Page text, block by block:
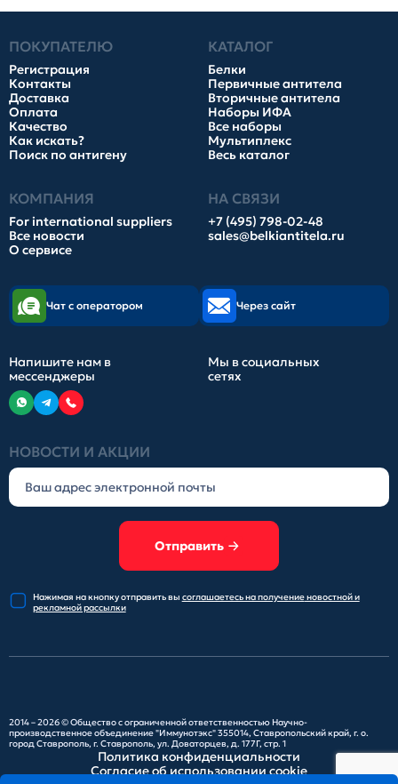
ПОКУПАТЕЛЮ
Регистрация
Контакты
Доставка
Оплата
Качество
Как искать?
Поиск по антигену
КАТАЛОГ
Белки
Первичные антитела
Вторичные антитела
Наборы ИФА
Все наборы
Мультиплекс
Весь каталог
КОМПАНИЯ
For international suppliers
Все новости
О сервисе
НА СВЯЗИ
+7 (495) 798-02-48
sales@belkiantitela.ru
НОВОСТИ И АКЦИИ
Отправить
Нажимая на кнопку отправитьвы соглашаетесь на получениеновостной и
рекламной рассылки
Чат с оператором Через сайт
Напишите нам в
мессенджеры
Мы в социальных
сетях
2014 – 2026 ©Общество с ограниченной ответственностью Научно-
производственное объединение "Иммунотэкс"355014, Ставропольский край, г. о.
город Ставрополь, г. Ставрополь, ул. Доваторцев, д. 177Г, стр. 1
Политика конфиденциальности
Согласие об использовании cookie